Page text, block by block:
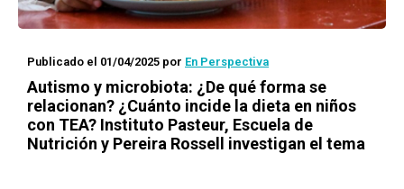
Publicado el 01/04/2025 por En Perspectiva
Autismo y microbiota: ¿De qué forma se
relacionan? ¿Cuánto incide la dieta en niños
con TEA? Instituto Pasteur, Escuela de
Nutrición y Pereira Rossell investigan el tema